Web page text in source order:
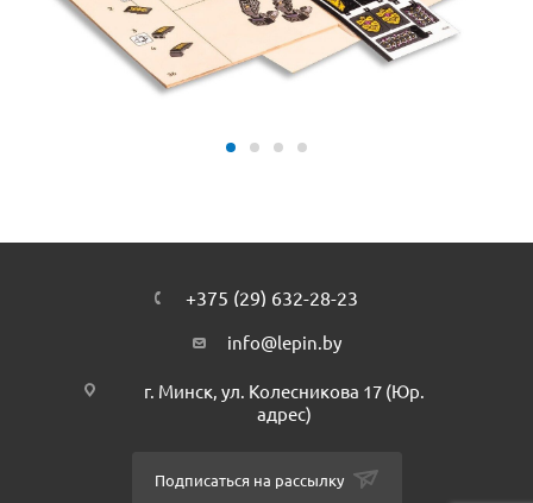
+375 (29) 632-28-23
info@lepin.by
г. Минск, ул. Колесникова 17 (Юр.
адрес)
Подписаться на рассылку